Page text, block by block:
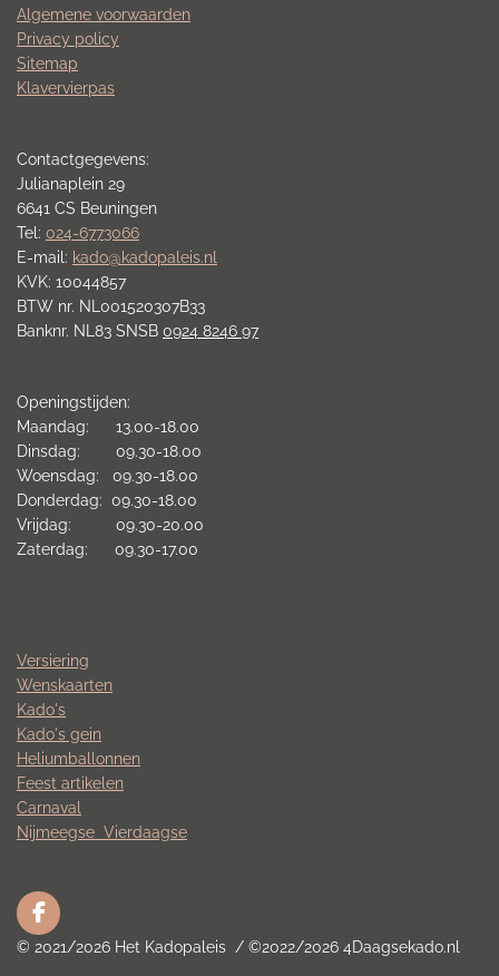
Algemene voorwaarden
Privacy policy
Sitemap
Klavervierpas
Contactgegevens:
Julianaplein 29
6641 CS Beuningen
Tel: 024-6773066
E-mail: kado@kadopaleis.nl
KVK: 10044857
BTW nr. NL001520307B33
Banknr. NL83 SNSB 0924 8246 97
Openingstijden:
Maandag: 13.00-18.00
Dinsdag: 09.30-18.00
Woensdag: 09.30-18.00
Donderdag: 09.30-18.00
Vrijdag: 09.30-20.00
Zaterdag: 09.30-17.00
Versiering
Wenskaarten
Kado's
Kado's gein
Heliumballonnen
Feest artikelen
Carnaval
Nijmeegse Vierdaagse
F
a
© 2021/2026 Het Kadopaleis / ©2022/2026 4Daagsekado.nl